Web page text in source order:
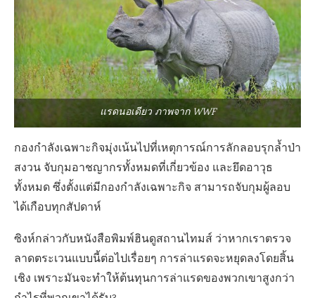
แรดนอเดียว ภาพจาก WWF
กองกำลังเฉพาะกิจมุ่งเน้นไปที่เหตุการณ์การลักลอบรุกล้ำป่า
สงวน จับกุมอาชญากรทั้งหมดที่เกี่ยวข้อง และยึดอาวุธ
ทั้งหมดซึ่งตั้งแต่มีกองกำลังเฉพาะกิจ สามารถจับกุมผู้ลอบ
ได้เกือบทุกสัปดาห์
ซิงห์กล่าวกับหนังสือพิมพ์ฮินดูสถานไทมส์ ว่าหากเราตรวจ
ลาดตระเวนแบบนี้ต่อไปเรื่อยๆ การล่าแรดจะหยุดลงโดยสิ้น
เชิง เพราะมันจะทำให้ต้นทุนการล่าแรดของพวกเขาสูงกว่า